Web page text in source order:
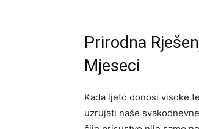
Prirodna
Mjeseci
Kada ljeto donosi visoke
uzrujati naše